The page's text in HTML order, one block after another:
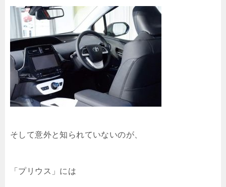
そして意外と知られていないのが、
「プリウス」には